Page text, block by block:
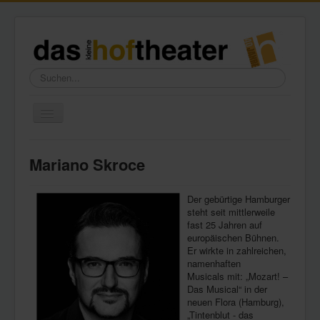
Suchen...
Wir über uns
Freundeskreis
Kontakt
Mariano Skroce
Der gebürtige Hamburger
steht seit mittlerweile
fast 25 Jahren auf
europäischen Bühnen.
Er wirkte in zahlreichen,
namenhaften
Musicals mit: „Mozart! –
Das Musical“ in der
neuen Flora (Hamburg),
„Tintenblut - das